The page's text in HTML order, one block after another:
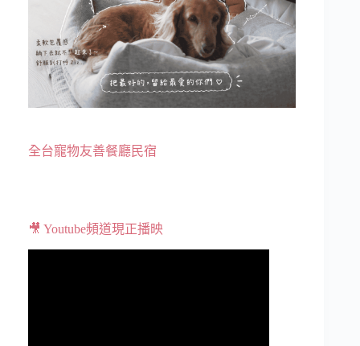
全台寵物友善餐廳民宿
🎥 Youtube頻道現正播映